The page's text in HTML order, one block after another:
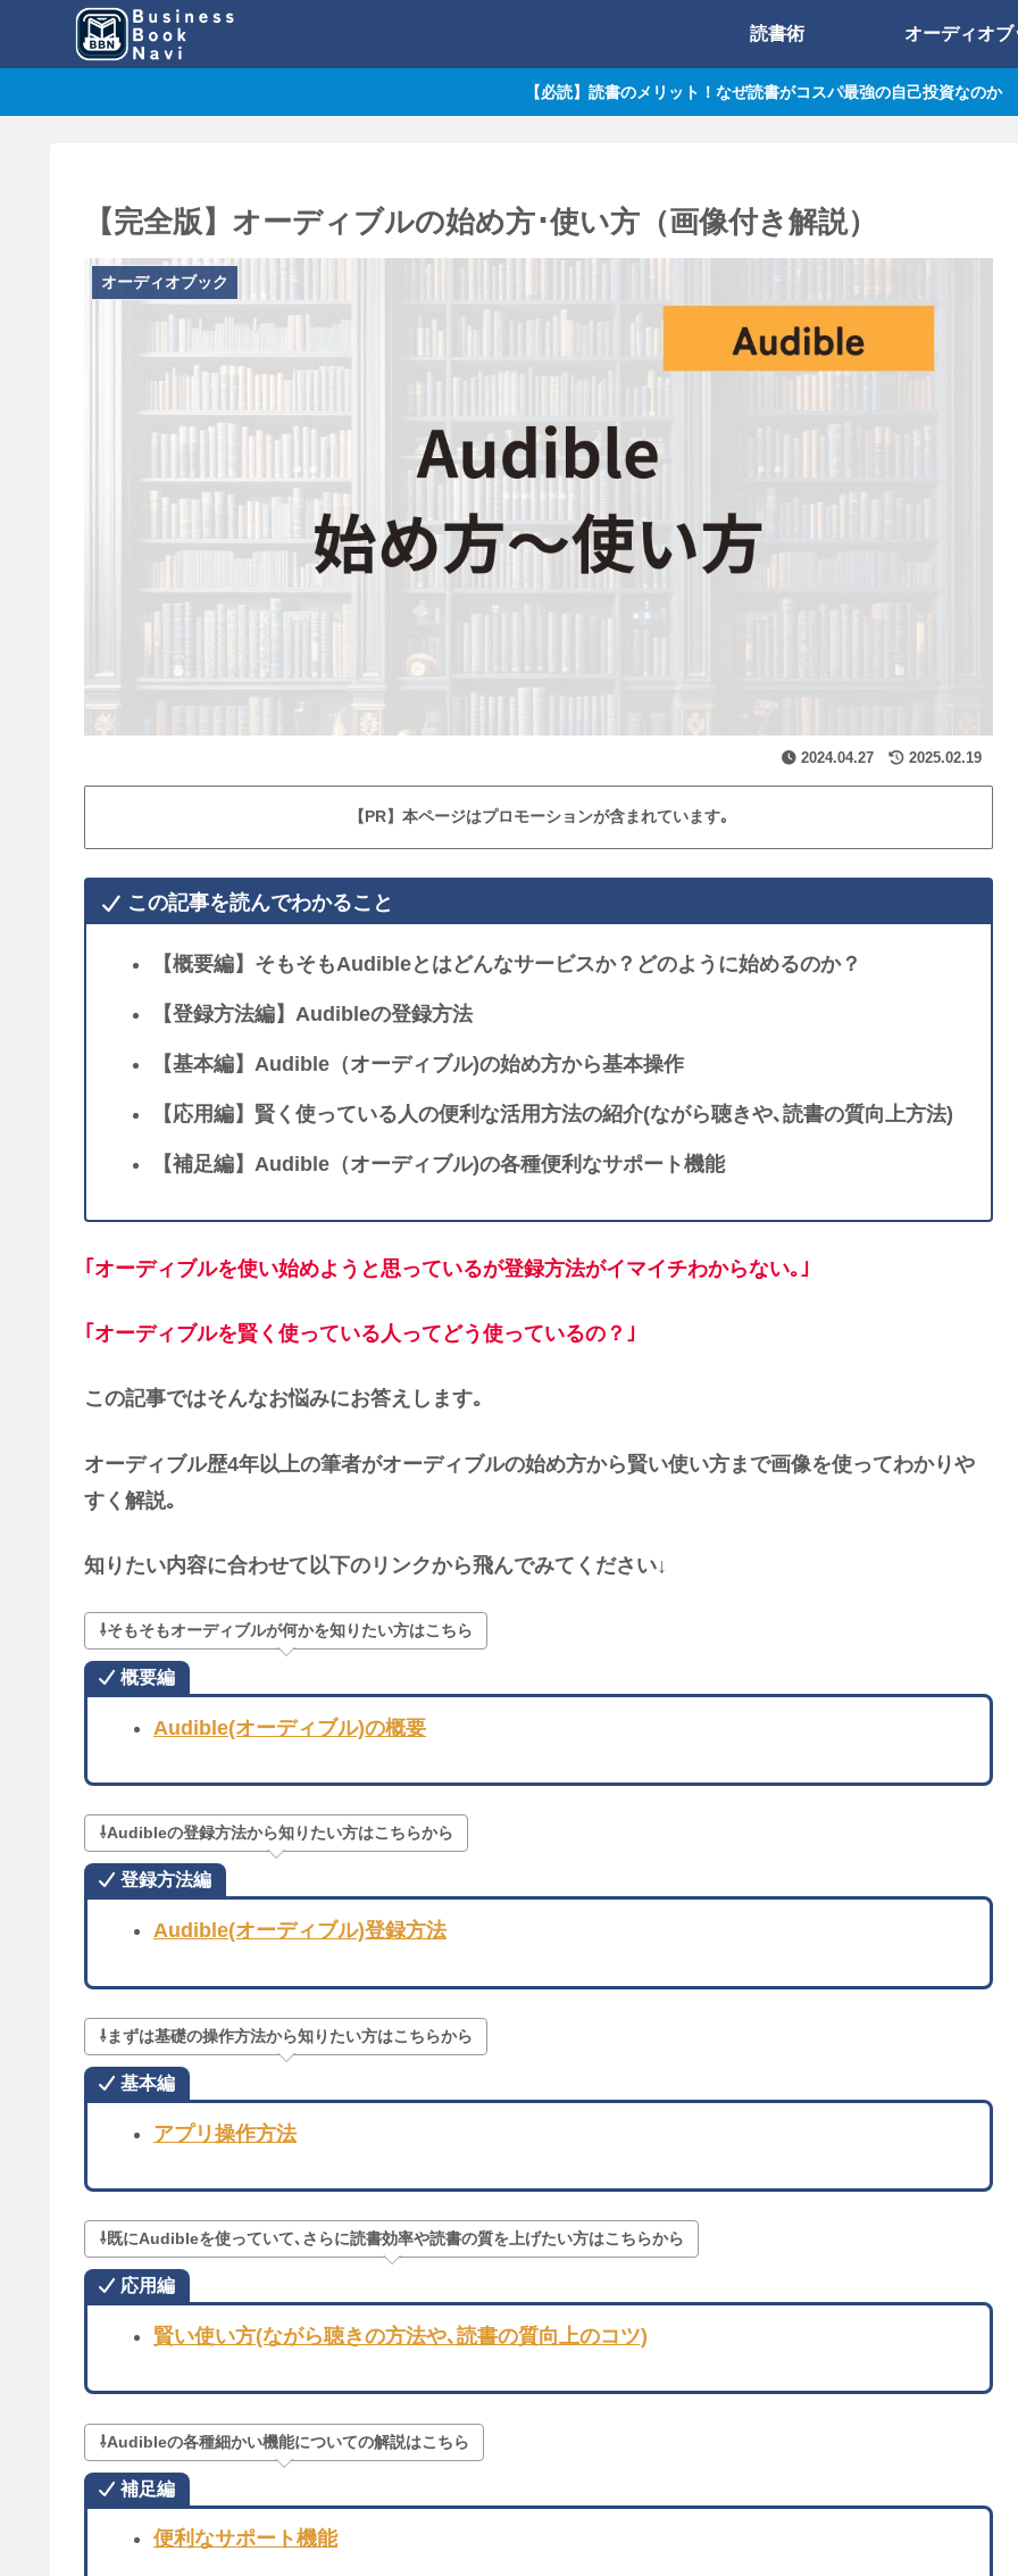
読書術 オーディオブ
【必読】読書のメリット！なぜ読書がコスパ最強の自己投資なのか
【完全版】オーディブルの始め方･使い方（画像付き解説）
オーディオブック
2024.04.27 2025.02.19
【PR】本ページはプロモーションが含まれています｡
この記事を読んでわかること
【概要編】そもそもAudibleとはどんなサービスか？どのように始めるのか？
【登録方法編】Audibleの登録方法
【基本編】Audible（オーディブル)の始め方から基本操作
【応用編】賢く使っている人の便利な活用方法の紹介(ながら聴きや､読書の質向上方法)
【補足編】Audible（オーディブル)の各種便利なサポート機能
｢オーディブルを使い始めようと思っているが登録方法がイマイチわからない｡｣
｢オーディブルを賢く使っている人ってどう使っているの？｣
この記事ではそんなお悩みにお答えします｡
オーディブル歴4年以上の筆者がオーディブルの始め方から賢い使い方まで画像を使ってわかりや
すく解説｡
知りたい内容に合わせて以下のリンクから飛んでみてください↓
⇩そもそもオーディブルが何かを知りたい方はこちら
概要編
Audible(オーディブル)の概要
⇩Audibleの登録方法から知りたい方はこちらから
登録方法編
Audible(オーディブル)登録方法
⇩まずは基礎の操作方法から知りたい方はこちらから
基本編
アプリ操作方法
⇩既にAudibleを使っていて､さらに読書効率や読書の質を上げたい方はこちらから
応用編
賢い使い方(ながら聴きの方法や､読書の質向上のコツ)
⇩Audibleの各種細かい機能についての解説はこちら
補足編
便利なサポート機能